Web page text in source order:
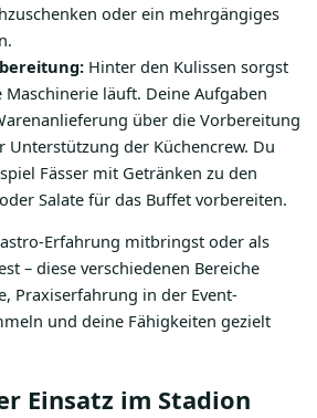
oder ein mehrgängiges
Hinter den Kulissen sorgst
Maschinerie läuft. Deine Aufgaben
über die Vorbereitung
Unterstützung der Küchencrew. Du
Fässer mit Getränken zu den
Salate für das Buffet vorbereiten.
Erfahrung mitbringst oder als
– diese verschiedenen Bereiche
Praxiserfahrung in der Event-
und deine Fähigkeiten gezielt
Einsatz im Stadion